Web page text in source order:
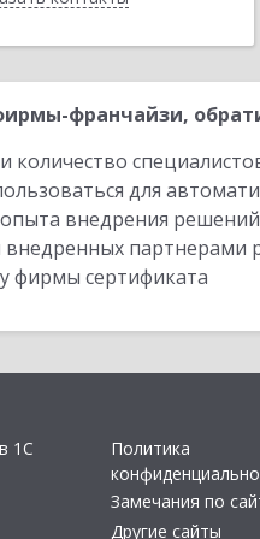
франчайзи,
количество
для
внедрения
партнерами
фирмы сертификата
1С
Политика
Замечания по
Другие сайты